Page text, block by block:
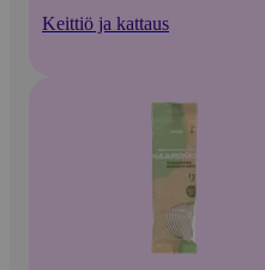
Keittiö ja kattaus